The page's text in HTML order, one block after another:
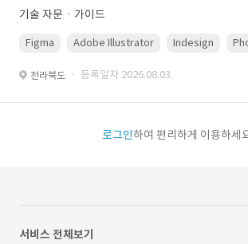
기술 자문ㆍ가이드
Figma Adobe Illustrator Indesign
전라북도 · 등록일자 2026.08.03.
로그인하여 편리하게 이용하세
서비스 전체보기